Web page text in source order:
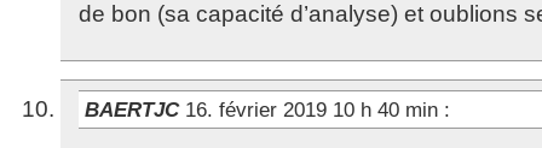
de bon (sa capacité d’analyse) et oublions
BAERTJC 16. février 2019 10 h 40 min :